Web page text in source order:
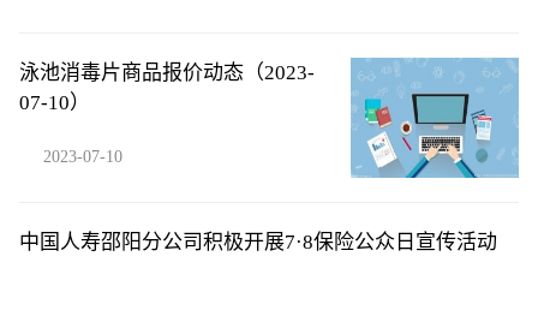
泳池消毒片商品报价动态（2023-
07-10）
2023-07-10
中国人寿邵阳分公司积极开展7·8保险公众日宣传活动